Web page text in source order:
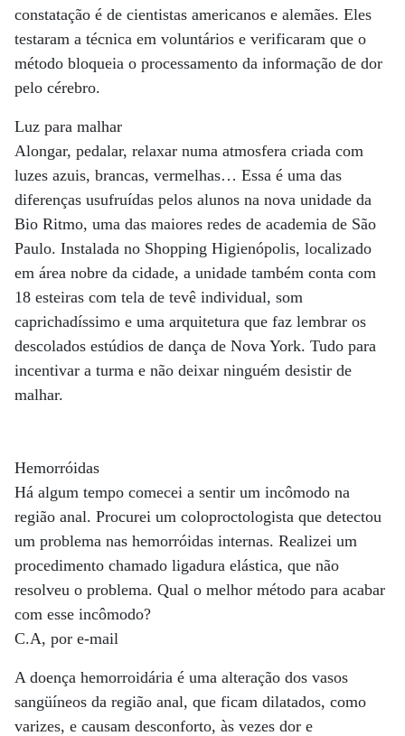
constatação é de cientistas americanos e alemães. Eles
testaram a técnica em voluntários e verificaram que o
método bloqueia o processamento da informação de dor
pelo cérebro.
Luz para malhar
Alongar, pedalar, relaxar numa atmosfera criada com
luzes azuis, brancas, vermelhas… Essa é uma das
diferenças usufruídas pelos alunos na nova unidade da
Bio Ritmo, uma das maiores redes de academia de São
Paulo. Instalada no Shopping Higienópolis, localizado
em área nobre da cidade, a unidade também conta com
18 esteiras com tela de tevê individual, som
caprichadíssimo e uma arquitetura que faz lembrar os
descolados estúdios de dança de Nova York. Tudo para
incentivar a turma e não deixar ninguém desistir de
malhar.
Hemorróidas
Há algum tempo comecei a sentir um incômodo na
região anal. Procurei um coloproctologista que detectou
um problema nas hemorróidas internas. Realizei um
procedimento chamado ligadura elástica, que não
resolveu o problema. Qual o melhor método para acabar
com esse incômodo?
C.A, por e-mail
A doença hemorroidária é uma alteração dos vasos
sangüíneos da região anal, que ficam dilatados, como
varizes, e causam desconforto, às vezes dor e